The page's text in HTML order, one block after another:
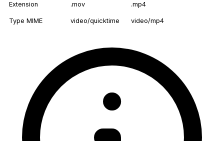
Extension .mov .mp4
Type MIME video/quicktime video/mp4